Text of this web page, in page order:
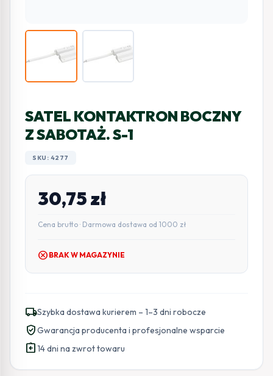
SATEL KONTAKTRON BOCZNY
Z SABOTAŻ. S-1
SKU: 4277
30,75zł
Cena brutto · Darmowa dostawa od 1000 zł
cancel BRAK W MAGAZYNIE
local_shippingSzybka dostawa kurierem – 1–3 dni robocze
verified_userGwarancja producenta i profesjonalne wsparcie
assignment_return14 dni na zwrot towaru